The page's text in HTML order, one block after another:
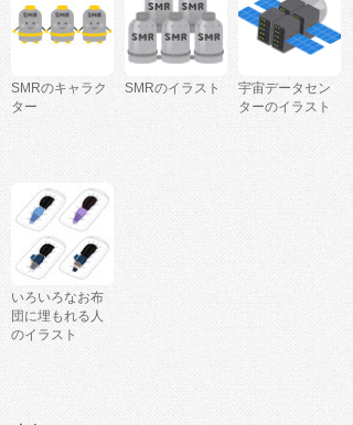
SMRのキャラク
ター
SMRのイラスト
宇宙データセン
ターのイラスト
いろいろなお布
団に埋もれる人
のイラスト